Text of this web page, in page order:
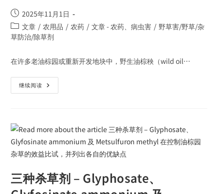
2025年11月1日
文章 / 农用品 / 农药 / 文章 - 农药、病虫害 / 野草害/野草/杂
草防治/除草剂
在许多老油棕园或重新开发地块中，野生油棕秧（wild oil…
继续阅读
三种杀草剂 – Glyphosate、